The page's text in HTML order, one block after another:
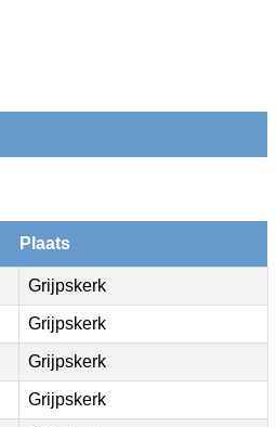
Plaats
Grijpskerk
Grijpskerk
Grijpskerk
Grijpskerk